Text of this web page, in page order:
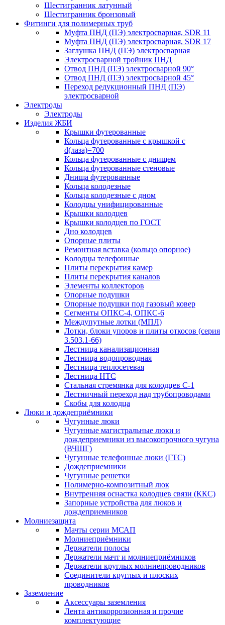
Шестигранник латунный
Шестигранник бронзовый
Фитинги для полимерных труб
Муфта ПНД (ПЭ) электросварная, SDR 11
Муфта ПНД (ПЭ) электросварная, SDR 17
Заглушка ПНД (ПЭ) электросварная
Электросварной тройник ПНД
Отвод ПНД (ПЭ) электросварной 90°
Отвод ПНД (ПЭ) электросварной 45°
Переход редукционный ПНД (ПЭ)
электросварной
Электроды
Электроды
Изделия ЖБИ
Крышки футерованные
Кольца футерованные с крышкой с
d(лаза)=700
Кольца футерованные с днищем
Кольца футерованные стеновые
Днища футерованные
Кольца колодезные
Кольца колодезные с дном
Колодцы унифицированные
Крышки колодцев
Крышки колодцев по ГОСТ
Дно колодцев
Опорные плиты
Ремонтная вставка (кольцо опорное)
Колодцы телефонные
Плиты перекрытия камер
Плиты перекрытия каналов
Элементы коллекторов
Опорные подушки
Опорные подушки под газовый ковер
Сегменты ОПКС-4, ОПКС-6
Междупутные лотки (МПЛ)
Лотки, блоки упоров и плиты откосов (серия
3.503.1-66)
Лестница канализационная
Лестница водопроводная
Лестница теплосетевая
Лестница НТС
Стальная стремянка для колодцев С-1
Лестничный переход над трубопроводами
Скобы для колодца
Люки и дождеприёмники
Чугунные люки
Чугунные магистральные люки и
дождеприемники из высокопрочного чугуна
(ВЧШГ)
Чугунные телефонные люки (ГТС)
Дождеприемники
Чугунные решетки
Полимерно-композитный люк
Внутренняя оснастка колодцев связи (ККС)
Запорные устройства для люков и
дождеприемников
Молниезащита
Мачты серии МСАП
Молниеприёмники
Держатели полосы
Держатели мачт и молниеприёмников
Держатели круглых молниепроводников
Cоединители круглых и плоских
проводников
Заземление
Аксессуары заземления
Лента антикоррозионная и прочие
комплектующие